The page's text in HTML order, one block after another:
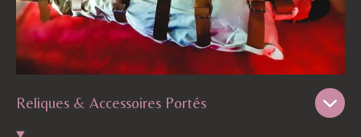
Reliques & Accessoires Portés